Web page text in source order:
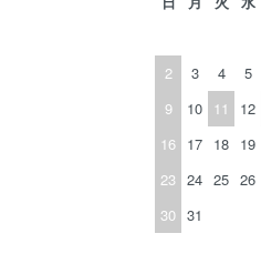
2
3 4 5
9
10 11 12
16 17 18 19
23 24 25 26
30 31